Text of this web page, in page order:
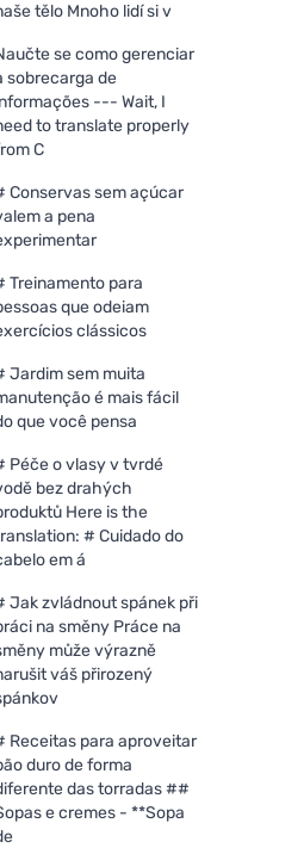
EPA & DHA com
vitamina D 60
tělo Mnoho lidí si v
se como gerenciar
sobrecarga de
--- Wait, I
to translate properly
C
Conservas sem açúcar
a pena
Treinamento para
que odeiam
clássicos
Jardim sem muita
é mais fácil
que você pensa
Péče o vlasy v tvrdé
bez drahých
Here is the
# Cuidado do
em á
Jak zvládnout spánek při
na směny Práce na
může výrazně
váš přirozený
Receitas para aproveitar
duro de forma
das torradas ##
e cremes - **Sopa